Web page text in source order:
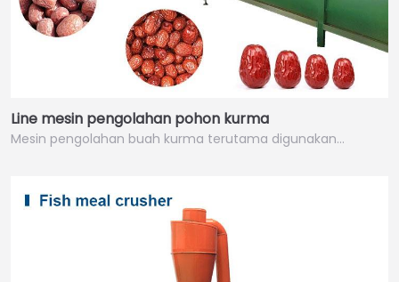
Line mesin pengolahan pohon kurma
Mesin pengolahan buah kurma terutama digunakan…